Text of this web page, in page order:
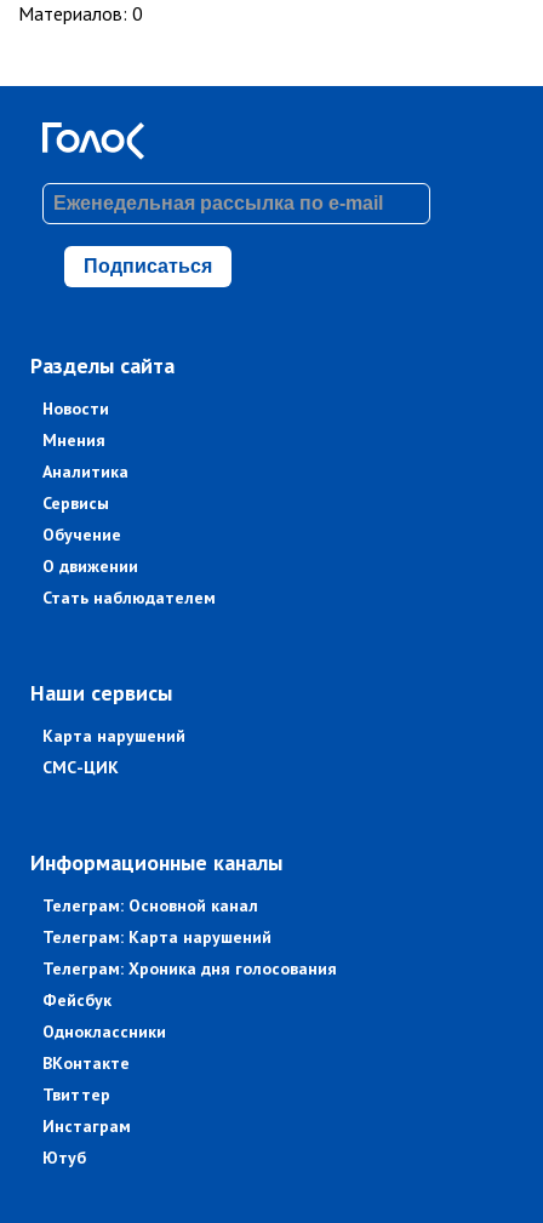
Материалов: 0
Подписаться
Разделы сайта
Новости
Мнения
Аналитика
Сервисы
Обучение
О движении
Стать наблюдателем
Наши сервисы
Карта нарушений
СМС-ЦИК
Информационные каналы
Телеграм: Основной канал
Телеграм: Карта нарушений
Телеграм: Хроника дня голосования
Фейсбук
Одноклассники
ВКонтакте
Твиттер
Инстаграм
Ютуб